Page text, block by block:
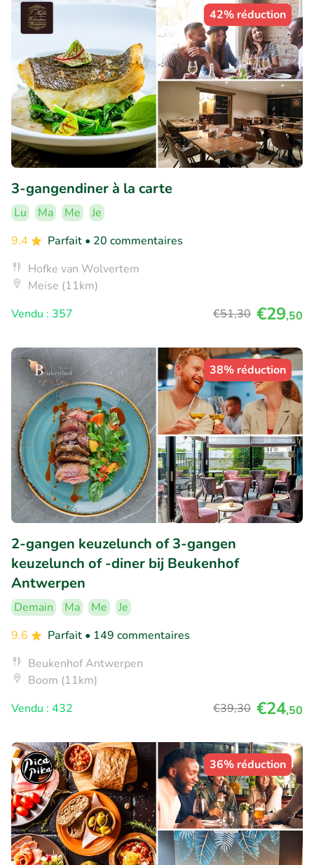
42% réduction
3-gangendiner à la carte
Lu Ma Me
Je
9.4
Parfait • 20 commentaires
Hofke van Wolvertem
Meise (11km)
Vendu : 357
€51,30 €29,50
38% réduction
2-gangen keuzelunch of 3-gangen
keuzelunch of -diner bij Beukenhof
Antwerpen
Demain Ma Me
Je
9.6
Parfait • 149 commentaires
Beukenhof Antwerpen
Boom (11km)
Vendu : 432
€39,30 €24,50
36% réduction